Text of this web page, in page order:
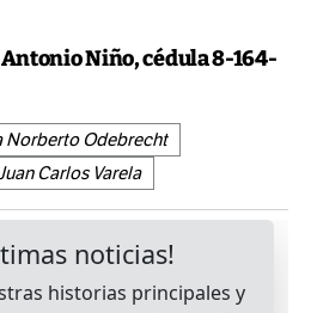
Niño, cédula 8-164-
Norberto Odebrecht
Carlos Varela